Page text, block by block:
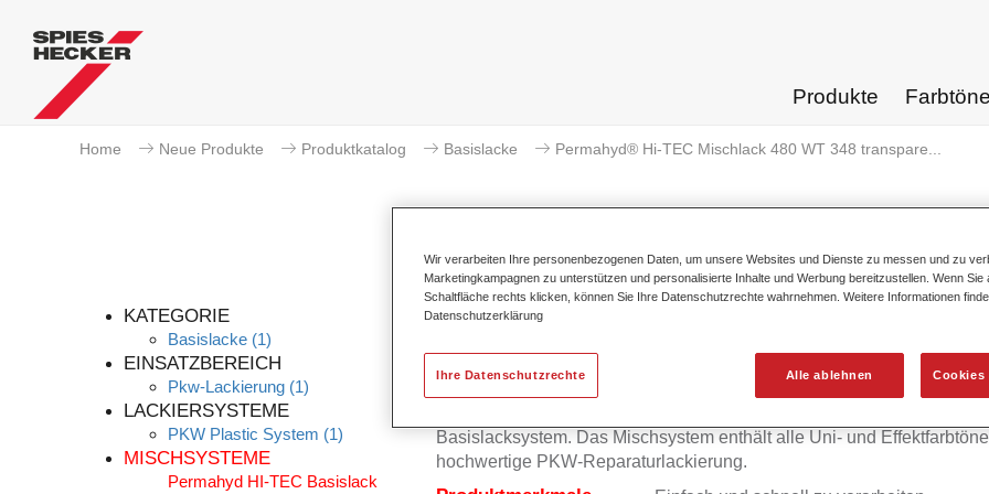
Produkte Farbtöne
Home Neue Produkte Produktkatalog Basislacke Permahyd® Hi-TEC Mischlack 480 WT 348 transpare...
KATEGORIE
Basislacke (1)
EINSATZBEREICH
Pkw-Lackierung (1)
LACKIERSYSTEME
PKW Plastic System (1)
MISCHSYSTEME
Permahyd HI-TEC Basislack
Permahyd® Hi-TEC Mischlack 480
Basislacksystem. Das Mischsystem enthält alle Uni- und
hochwertige PKW-Reparaturlackierung.
Wir verarbeiten Ihre personenbezogenen Daten, um unsere Websites und Dienste zu messen und zu
Marketingkampagnen zu unterstützen und personalisierte Inhalte und Werbung bereitzustellen. Wenn Sie
Schaltfläche rechts klicken, können Sie Ihre Datenschutzrechte wahrnehmen. Weitere Informationen
Datenschutzerklärung
Alle ablehnen Cookies
Ihre Datenschutzrechte